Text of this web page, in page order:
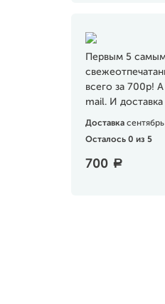
Первым 5
всего за 700р!
mail. И доставка
Доставка
Осталось 0 из 5
700 a